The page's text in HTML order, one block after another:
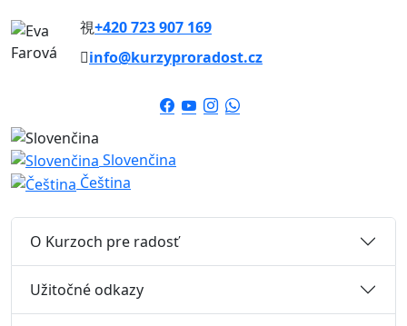
+420 723 907 169
info@kurzyproradost.cz
Slovenčina
Čeština
O Kurzoch pre radosť
Užitočné odkazy